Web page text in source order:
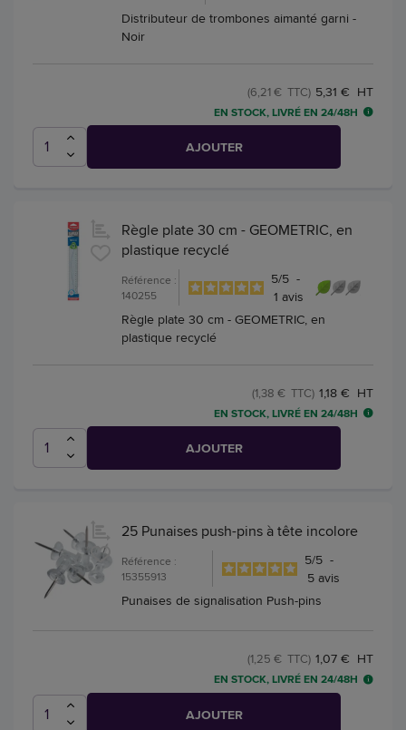
Distributeur de trombones aimanté garni -
Noir
5,31 € HT
(6,21 € TTC)
EN STOCK, LIVRÉ EN 24/48H
AJOUTER
Règle plate 30 cm - GEOMETRIC, en
plastique recyclé
Référence :
140255
5/5 -
1 avis
Règle plate 30 cm - GEOMETRIC, en
plastique recyclé
1,18 € HT
(1,38 € TTC)
EN STOCK, LIVRÉ EN 24/48H
AJOUTER
25 Punaises push-pins à tête incolore
Référence :
15355913
5/5 -
5 avis
Punaises de signalisation Push-pins
1,07 € HT
(1,25 € TTC)
EN STOCK, LIVRÉ EN 24/48H
AJOUTER